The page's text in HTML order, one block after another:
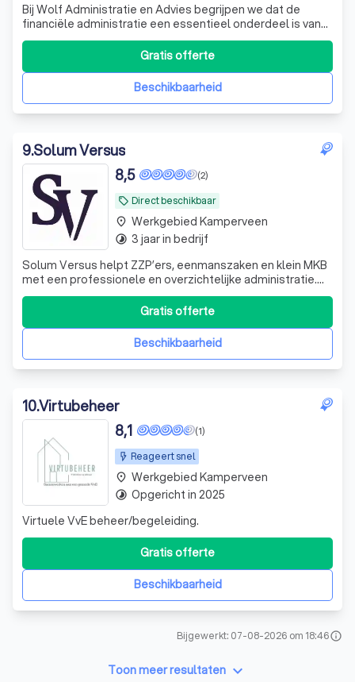
Bij Wolf Administratie en Advies begrijpen we dat de
financiële administratie een essentieel onderdeel is van
zowel het persoonlijke als zakelijke succes. Wij zijn een
kleinschalig, maar veelzijdig administratiekantoor dat zich
richt op zzp'ers, bedrijven en particulieren. Onze expertise
ligt in het
Beschikbaarheid
Gratis offerte
9.Solum Versus
local_offer Direct beschikbaar
(2)
8,5
Solum Versus helpt ZZP’ers, eenmanszaken en klein MKB
met een professionele en overzichtelijke administratie.
Dankzij jarenlange ervaring bij gerenommeerde
accountantskantoren ben je verzekerd van kwaliteit,
terwijl persoonlijk contact en duidelijke communicatie
centraal staan. Je betaalt vaste maan
Beschikbaarheid
Gratis offerte
place Werkgebied Kamperveen
timelapse 3 jaar in bedrijf
10.Virtubeheer
Reageert snel
(1)
8,1
Virtuele VvE beheer/begeleiding.
Beschikbaarheid
Gratis offerte
place Werkgebied Kamperveen
timelapse Opgericht in 2025
Bijgewerkt: 07-08-2026 om 18:46info
Toon meer resultaten keyboard_arrow_down